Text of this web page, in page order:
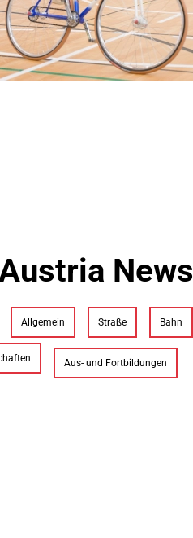
News
Allgemein Straße Bahn
Aus- und Fortbildungen